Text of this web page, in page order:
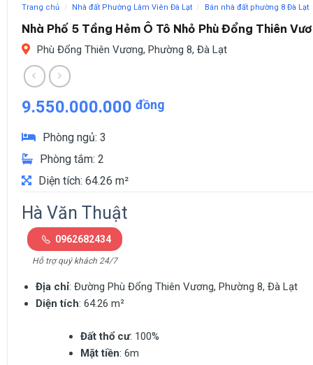
Trang chủ / Nhà đất Phường Lâm Viên Đà Lạt / Bán nhà đất phường 8 Đà Lạt
Nhà Phố 5 Tầng Hẻm Ô Tô Nhỏ Phù Đổng Thiên
Phù Đổng Thiên Vương, Phường 8, Đà Lạt
9.550.000.000 đồng
Phòng ngủ: 3
Phòng tắm: 2
Diện tích: 64.26 m²
Hà Văn Thuật
0962682434
Hỗ trợ quý khách 24/7
Địa chỉ: Đường Phù Đổng Thiên Vương, Phường 8, Đà Lạt
Diện tích: 64.26 m²
Đất thổ cư: 100%
Mặt tiền: 6m